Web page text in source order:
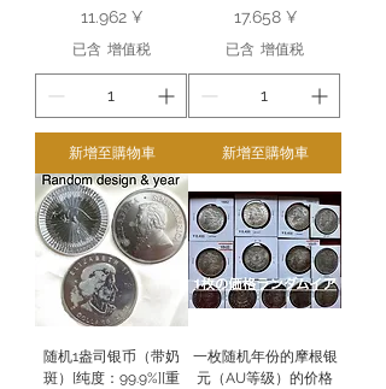
價格
11.962 ¥
已含 增值税
新增至購物車
價格
17.658 ¥
已含 增值税
新增至購物車
随机1盎司银币（带奶
斑）[纯度：99.9%][重
一枚随机年份的摩根银
元（AU等级）的价格